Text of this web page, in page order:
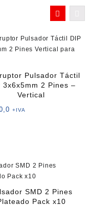
Pulsador Táctil
3x6x5mm 2 Pines –
Vertical
+IVA
SMD 2 Pines
Pack x10